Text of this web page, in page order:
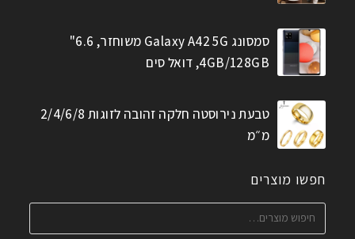
סמסונג Galaxy A42 5G משוחזר, 6.6"
4GB/128GB, דואל סים
טבעת נירוסטה חלקה זהובה לזוגות 2/4/6/8
מ״מ
חפשו מוצרים